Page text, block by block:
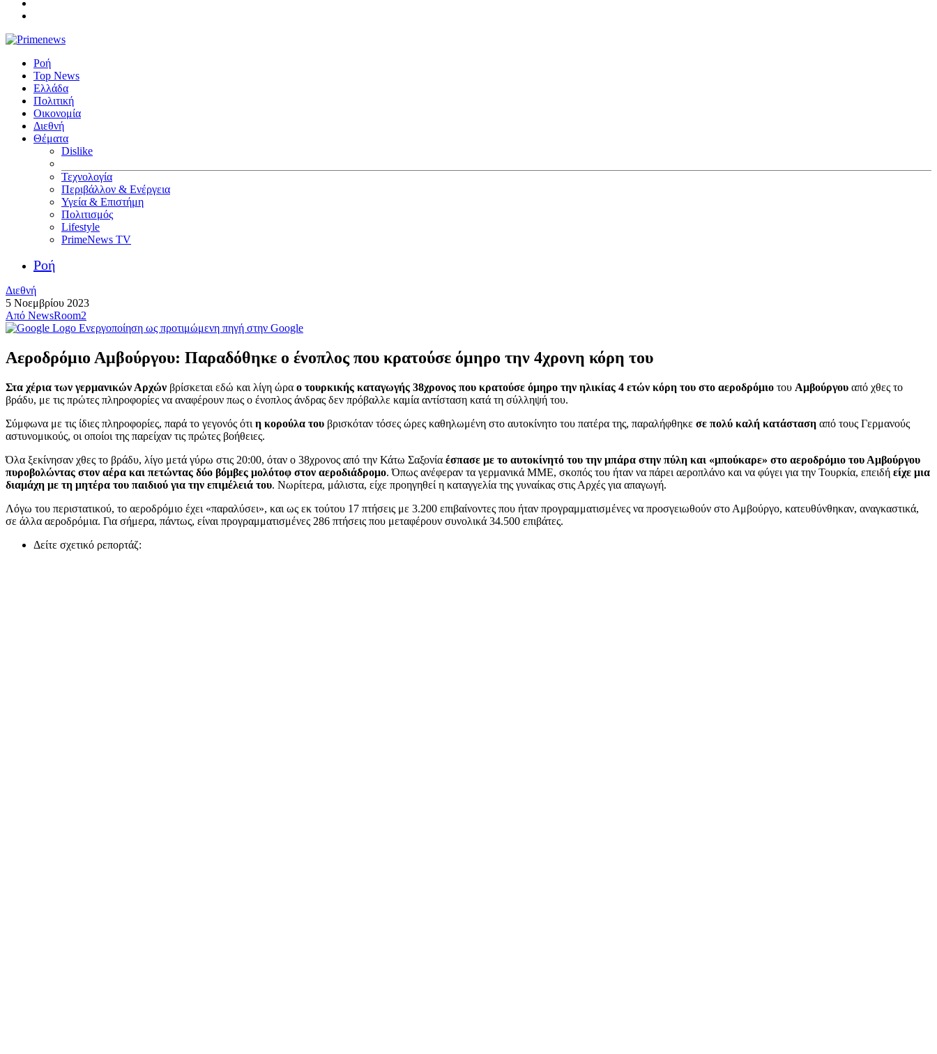
Ροή
Top News
Ελλάδα
Πολιτική
Οικονομία
Διεθνή
Θέματα
Dislike
Τεχνολογία
Περιβάλλον & Ενέργεια
Υγεία & Επιστήμη
Πολιτισμός
Lifestyle
PrimeNews TV
Ροή
Διεθνή
5 Νοεμβρίου 2023
Από NewsRoom2
Ενεργοποίηση ως προτιμώμενη πηγή στην Google
Αεροδρόμιο Αμβούργου: Παραδόθηκε ο ένοπλος που κρατούσε όμηρο την 4χρονη κόρη του
Στα χέρια των γερμανικών Αρχών βρίσκεται εδώ και λίγη ώρα ο τουρκικής καταγωγής 38χρονος που κρατούσε όμηρο την ηλικίας 4 ετών κόρη του στο αεροδρόμιο του Αμβούργου από χθες το
βράδυ, με τις πρώτες πληροφορίες να αναφέρουν πως ο ένοπλος άνδρας δεν πρόβαλλε καμία αντίσταση κατά τη σύλληψή του.
Σύμφωνα με τις ίδιες πληροφορίες, παρά το γεγονός ότι η κορούλα του βρισκόταν τόσες ώρες καθηλωμένη στο αυτοκίνητο του πατέρα της, παραλήφθηκε σε πολύ καλή κατάσταση από τους Γερμανούς
αστυνομικούς, οι οποίοι της παρείχαν τις πρώτες βοήθειες.
Όλα ξεκίνησαν χθες το βράδυ, λίγο μετά γύρω στις 20:00, όταν ο 38χρονος από την Κάτω Σαξονία έσπασε με το αυτοκίνητό του την μπάρα στην πύλη και «μπούκαρε» στο αεροδρόμιο του Αμβούργου
πυροβολώντας στον αέρα και πετώντας δύο βόμβες μολότοφ στον αεροδιάδρομο. Όπως ανέφεραν τα γερμανικά ΜΜΕ, σκοπός του ήταν να πάρει αεροπλάνο και να φύγει για την Τουρκία, επειδή είχε μια
διαμάχη με τη μητέρα του παιδιού για την επιμέλειά του. Νωρίτερα, μάλιστα, είχε προηγηθεί η καταγγελία της γυναίκας στις Αρχές για απαγωγή.
Λόγω του περιστατικού, το αεροδρόμιο έχει «παραλύσει», και ως εκ τούτου 17 πτήσεις με 3.200 επιβαίνοντες που ήταν προγραμματισμένες να προσγειωθούν στο Αμβούργο, κατευθύνθηκαν, αναγκαστικά,
σε άλλα αεροδρόμια. Για σήμερα, πάντως, είναι προγραμματισμένες 286 πτήσεις που μεταφέρουν συνολικά 34.500 επιβάτες.
Δείτε σχετικό ρεπορτάζ: